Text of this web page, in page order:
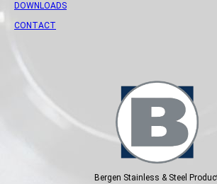
DOWNLOADS
CONTACT
Bergen Stainless & Steel